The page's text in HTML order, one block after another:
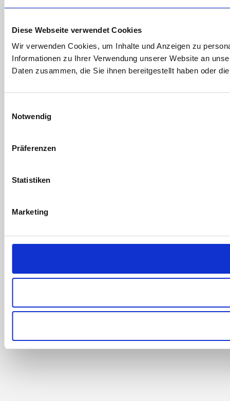
Diese Webseite verwendet Cookies
Wir verwenden Cookies, um Inhalte und Anzeigen zu
Informationen zu Ihrer Verwendung unserer Website an
Daten zusammen, die Sie ihnen bereitgestellt haben oder
Notwendig
Präferenzen
Statistiken
Marketing